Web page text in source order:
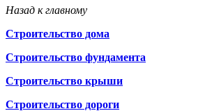
Назад к главному
Строительство дома
Строительство фундамента
Строительство крыши
Строительство дороги